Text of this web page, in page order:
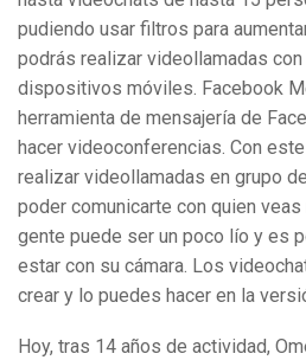
pudiendo usar filtros para
podrás realizar videollamadas
dispositivos móviles. Facebook
herramienta de mensajería de
hacer videoconferencias. Con
realizar videollamadas en grupo
poder comunicarte con quien
gente puede ser un poco lío y es
estar con su cámara. Los
crear y lo puedes hacer en la
Hoy, tras 14 años de actividad,